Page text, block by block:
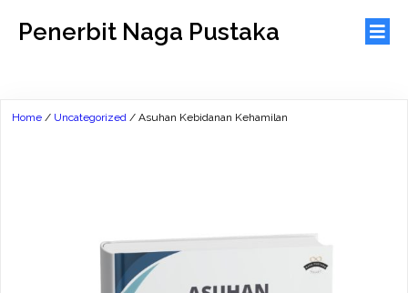
Penerbit Naga Pustaka
Home / Uncategorized / Asuhan Kebidanan Kehamilan